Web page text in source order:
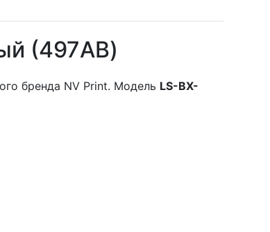
(497AB)
бренда NV Print. Модель LS-BX-